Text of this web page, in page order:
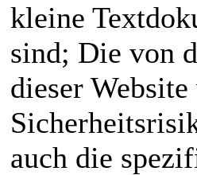
kleine
sind; Die von
dieser
auch die